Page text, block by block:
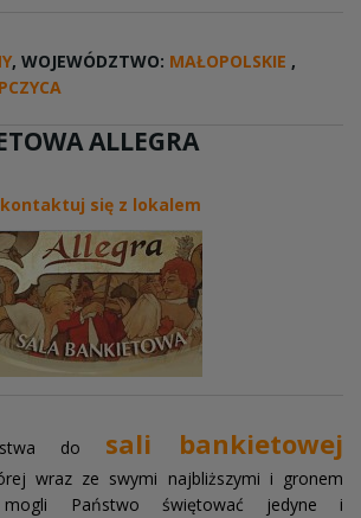
, WOJEWÓDZTWO: MAŁOPOLSKIE ,
ALLEGRA
się z lokalem
do sali bankietowej
wraz ze swymi najbliższymi i gronem
mogli Państwo świętować jedyne i